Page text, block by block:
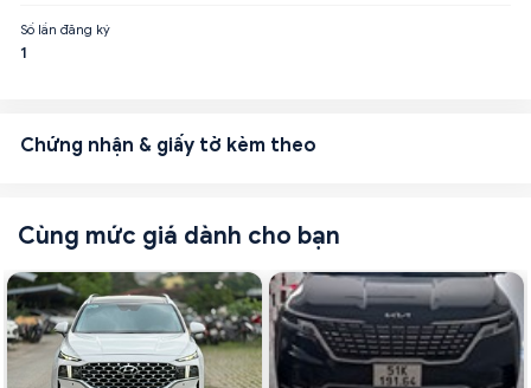
Số lần đăng ký
1
Chứng nhận & giấy tờ kèm theo
Cùng mức giá dành cho bạn